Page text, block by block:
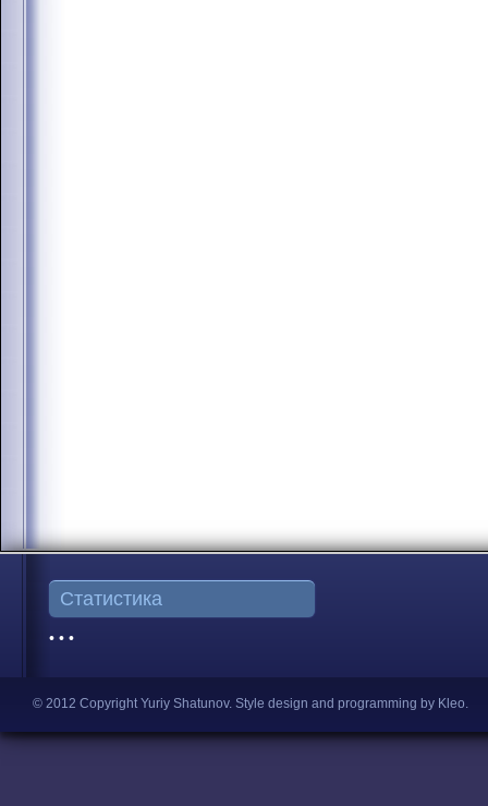
Статистика
• • •
© 2012 Copyright Yuriy Shatunov. Style design and programming by Kleo.